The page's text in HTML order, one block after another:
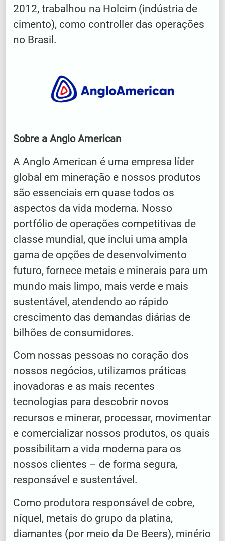
2012, trabalhou na Holcim (indústria de
cimento), como controller das operações
no Brasil.
Sobre a Anglo American
A Anglo American é uma empresa líder
global em mineração e nossos produtos
são essenciais em quase todos os
aspectos da vida moderna. Nosso
portfólio de operações competitivas de
classe mundial, que inclui uma ampla
gama de opções de desenvolvimento
futuro, fornece metais e minerais para um
mundo mais limpo, mais verde e mais
sustentável, atendendo ao rápido
crescimento das demandas diárias de
bilhões de consumidores.
Com nossas pessoas no coração dos
nossos negócios, utilizamos práticas
inovadoras e as mais recentes
tecnologias para descobrir novos
recursos e minerar, processar, movimentar
e comercializar nossos produtos, os quais
possibilitam a vida moderna para os
nossos clientes – de forma segura,
responsável e sustentável.
Como produtora responsável de cobre,
níquel, metais do grupo da platina,
diamantes (por meio da De Beers), minério